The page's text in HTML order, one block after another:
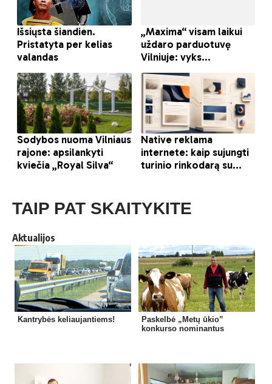
TAIP PAT SKAITYKITE
Aktualijos
Kantrybės keliaujantiems!
Paskelbė „Metų ūkio”
konkurso nominantus